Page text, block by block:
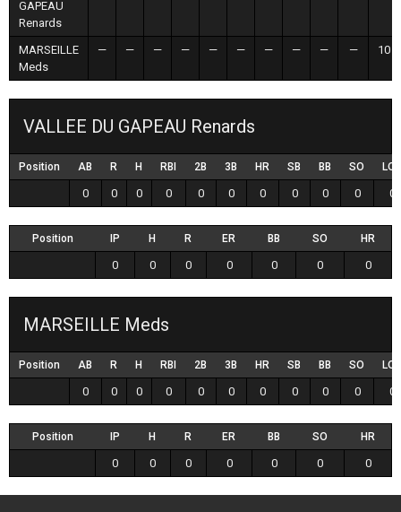
GAPEAU
Renards
MARSEILLE
Meds
— — — — — — — — — — 10
VALLEE DU GAPEAU Renards
Position AB R H RBI 2B 3B HR SB BB SO LOB
0 0 0 0 0 0 0 0 0 0 0
Position IP H R ER BB SO HR
0 0 0 0 0 0 0
MARSEILLE Meds
Position AB R H RBI 2B 3B HR SB BB SO LOB
0 0 0 0 0 0 0 0 0 0 0
Position IP H R ER BB SO HR
0 0 0 0 0 0 0